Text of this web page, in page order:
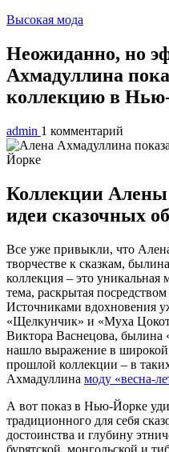
Высокая мода
Неожиданно, но
Ахмадуллина
коллекцию в
admin 1 комментарий
Коллекции
идеи сказочных
Все уже привыкли, что
творчестве к сказкам,
коллекция – это уникальная
тема, раскрытая
Источниками вдохновения
«Щелкунчик» и «Муха
Виктора Васнецова, былина
нашло выражение в широкой
прошлой коллекции – в
Ахмадуллина моду «весна-
А вот показ в Нью-Йорке
традиционного для себя
достоинства и глубину
бурятской, монгольской и